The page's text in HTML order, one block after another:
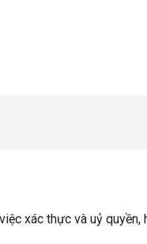
xác thực và uỷ quyền,